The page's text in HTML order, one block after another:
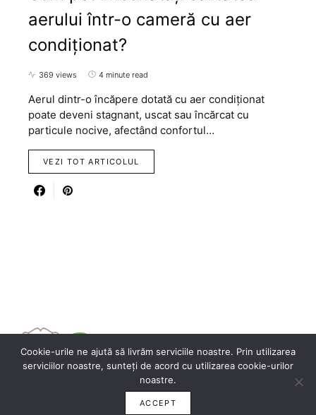
aerului într-o cameră cu aer
condiționat?
369 views 4 minute read
Aerul dintr-o încăpere dotată cu aer condiționat
poate deveni stagnant, uscat sau încărcat cu
particule nocive, afectând confortul…
VEZI TOT ARTICOLUL
Cookie-urile ne ajută să livrăm serviciile noastre. Prin utilizarea
serviciilor noastre, sunteți de acord cu utilizarea cookie-urilor
noastre.
ACCEPT